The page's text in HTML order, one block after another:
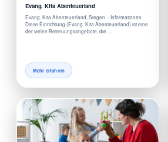
Evang. Kita Abenteuerland
Evang. Kita Abenteuerland, Siegen - Informationen
Diese Einrichtung (Evang. Kita Abenteuerland) ist eine
der vielen Betreuungsangebote, die …
Mehr erfahren